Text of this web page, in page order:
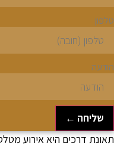
שליחה ←
דרכים היא אירוע